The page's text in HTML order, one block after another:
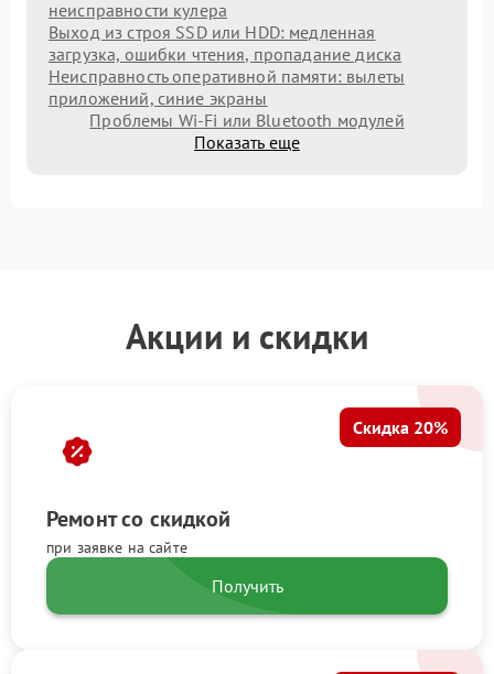
неисправности кулера
Выход из строя SSD или HDD: медленная
загрузка, ошибки чтения, пропадание диска
Неисправность оперативной памяти: вылеты
приложений, синие экраны
Проблемы Wi‑Fi или Bluetooth модулей
Показать еще
Акции и скидки
Ремонт со скидкой
при заявке на сайте
Скидка 20%
Получить